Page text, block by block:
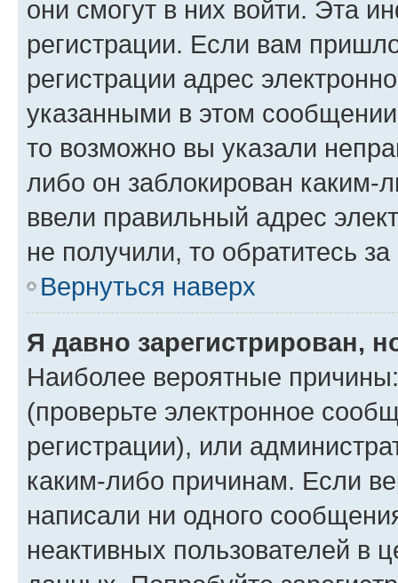
они смогут в них войти. Эта
регистрации. Если вам
регистрации адрес
указанными в этом
то возможно вы указали
либо он заблокирован
ввели правильный адрес
не получили, то обратитесь
Вернуться наверх
Я давно зарегистрирован,
Наиболее вероятные
(проверьте электронное
регистрации), или
каким-либо причинам. Если
написали ни одного
неактивных пользователей в